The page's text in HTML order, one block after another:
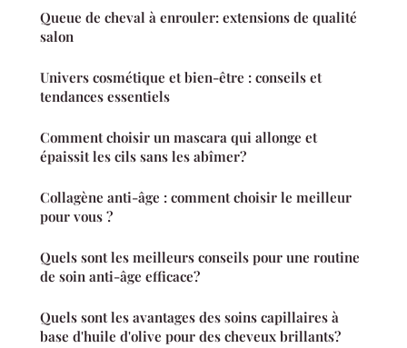
Queue de cheval à enrouler: extensions de qualité
salon
Univers cosmétique et bien-être : conseils et
tendances essentiels
Comment choisir un mascara qui allonge et
épaissit les cils sans les abîmer?
Collagène anti-âge : comment choisir le meilleur
pour vous ?
Quels sont les meilleurs conseils pour une routine
de soin anti-âge efficace?
Quels sont les avantages des soins capillaires à
base d'huile d'olive pour des cheveux brillants?